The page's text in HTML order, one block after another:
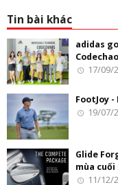
Tin bài khác
adidas
17/09/
FootJoy
19/07/
Glide
mùa cuối
11/12/